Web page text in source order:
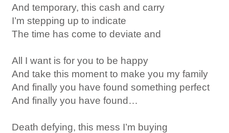
And temporary, this cash and carry
I’m stepping up to indicate
The time has come to deviate and
All I want is for you to be happy
And take this moment to make you my family
And finally you have found something perfect
And finally you have found…
Death defying, this mess I’m buying